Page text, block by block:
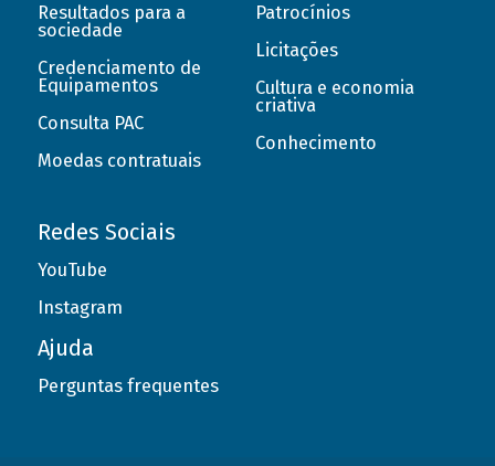
Resultados para a
sociedade
Credenciamento de
Equipamentos
Consulta PAC
Moedas contratuais
Patrocínios
Licitações
Cultura e economia
criativa
Conhecimento
Redes Sociais
YouTube
Instagram
Ajuda
Perguntas frequentes